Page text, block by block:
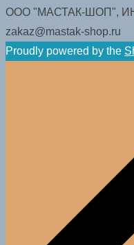
ООО "МАСТАК-ШОП",
zakaz@mastak-shop.ru
Proudly powered by the